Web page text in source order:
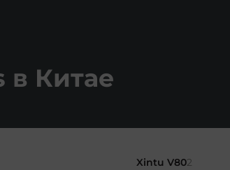
в Китае
Xintu V802